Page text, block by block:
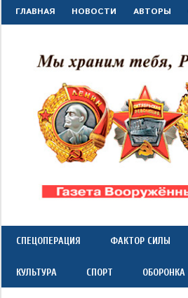
Перейти
к
ГЛАВНАЯ НОВОСТИ АВТОРЫ
"Красная
звезда"
Вооружённых
Сил
Федерации
*
СПЕЦОПЕРАЦИЯ ФАКТОР СИЛЫ
КУЛЬТУРА СПОРТ ОБОРОНКА